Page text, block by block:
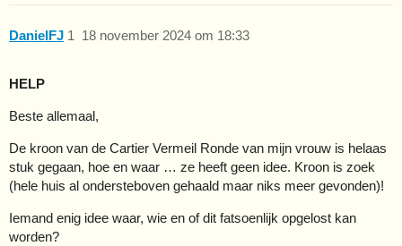
DanielFJ 18 november 2024 om 18:33
1
HELP
Beste allemaal,
De kroon van de Cartier Vermeil Ronde van mijn vrouw is helaas
stuk gegaan, hoe en waar … ze heeft geen idee. Kroon is zoek
(hele huis al ondersteboven gehaald maar niks meer gevonden)!
Iemand enig idee waar, wie en of dit fatsoenlijk opgelost kan
worden?